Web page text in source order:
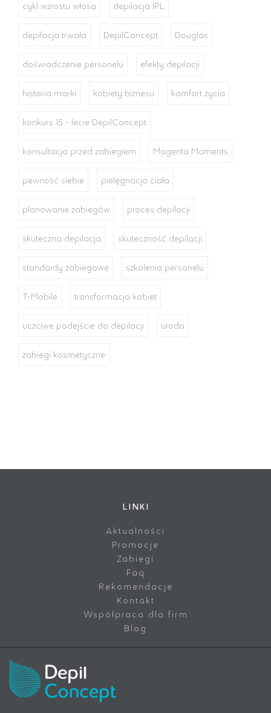
cykl wzrostu włosa depilacja IPL
depilacja trwała DepilConcept Douglas
doświadczenie personelu efekty depilacji
historia marki kobiety biznesu komfort życia
konkurs 15 - lecie DepilConcept
konsultacja przed zabiegiem Magenta Moments
pewność siebie pielęgnacja ciała
planowanie zabiegów proces depilacji
skuteczna depilacja skuteczność depilacji
standardy zabiegowe szkolenia personelu
T-Mobile transformacja kobiet
uczciwe podejście do depilacji uroda
zabiegi kosmetyczne
LINKI
Aktualności
Promocje
Zabiegi
Faq
Rekomendacje
Kontakt
Współpraca dla firm
Blog